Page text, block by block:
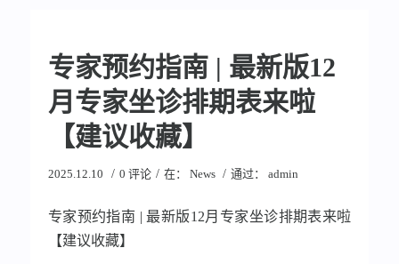
专家预约指南 | 最新版12
月专家坐诊排期表来啦
【建议收藏】
2025.12.10 / 0 评论 / 在： News / 通过： admin
专家预约指南 | 最新版12月专家坐诊排期表来啦
【建议收藏】